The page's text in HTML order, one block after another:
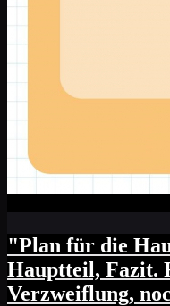
"Plan für die
Hauptteil, Fazit.
Verzweiflung,